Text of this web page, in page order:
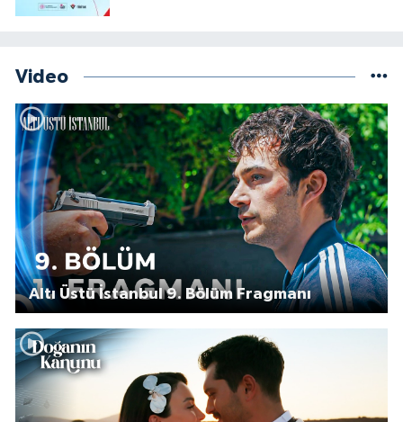
Video
Altı Üstü İstanbul 9. Bölüm Fragmanı